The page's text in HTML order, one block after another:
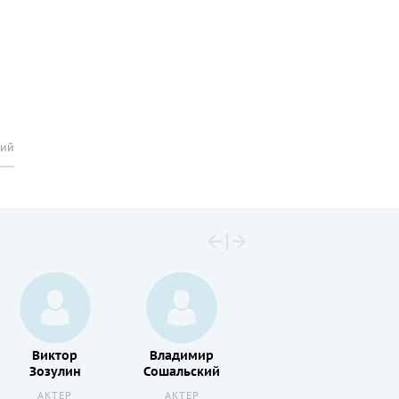
Виктор
Зозулин
АКТЕР
Владимир
Сошальский
АКТЕР